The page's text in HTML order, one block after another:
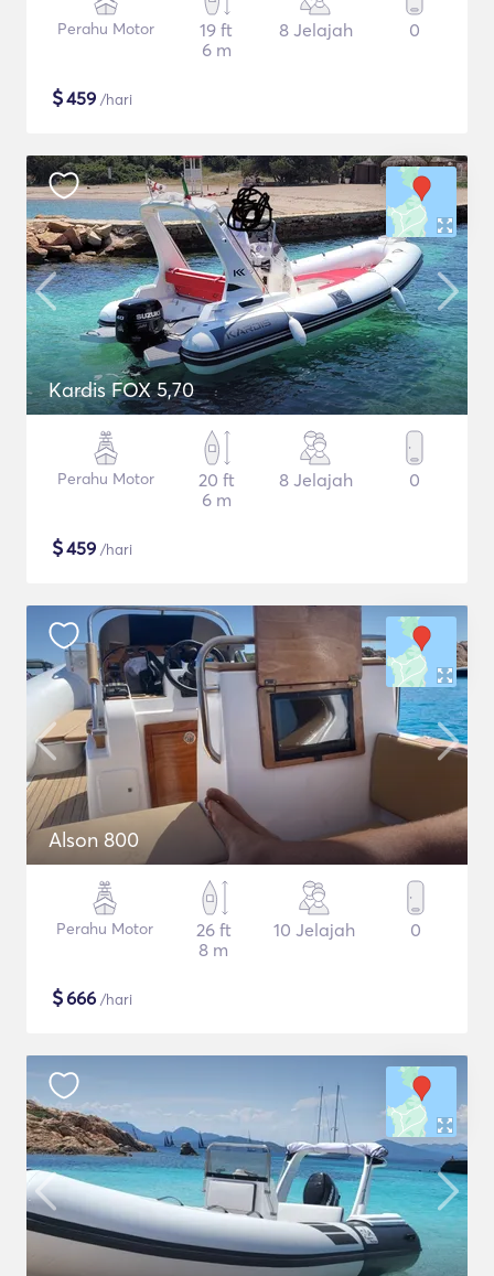
Perahu Motor
19 ft
6 m
8 Jelajah 0
$459 /hari
Kardis FOX 5,70
Perahu Motor
20 ft
6 m
8 Jelajah 0
$459 /hari
Alson 800
Perahu Motor
26 ft
8 m
10 Jelajah 0
$666 /hari